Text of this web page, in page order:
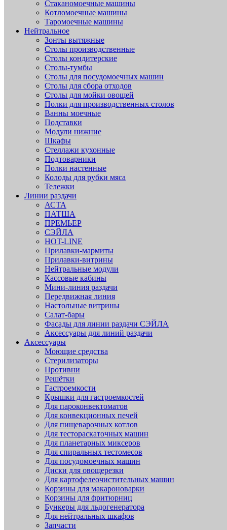
Стаканомоечные машины
Котломоечные машины
Таромоечные машины
Нейтральное
Зонты вытяжные
Столы производственные
Столы кондитерские
Столы-тумбы
Столы для посудомоечных машин
Столы для сбора отходов
Столы для мойки овощей
Полки для производственных столов
Ванны моечные
Подставки
Модули нижние
Шкафы
Стеллажи кухонные
Подтоварники
Полки настенные
Колоды для рубки мяса
Тележки
Линии раздачи
АСТА
ПАТША
ПРЕМЬЕР
СЭЙЛА
HOT-LINE
Прилавки-мармиты
Прилавки-витрины
Нейтральные модули
Кассовые кабины
Мини-линия раздачи
Передвижная линия
Настольные витрины
Салат-бары
Фасады для линии раздачи СЭЙЛА
Аксессуары для линий раздачи
Аксессуары
Моющие средства
Стерилизаторы
Противни
Решётки
Гастроемкости
Крышки для гастроемкостей
Для пароконвектоматов
Для конвекционных печей
Для пищеварочных котлов
Для тестораскаточных машин
Для планетарных миксеров
Для спиральных тестомесов
Для посудомоечных машин
Диски для овощерезки
Для картофелеочистительных машин
Корзины для макароноварки
Корзины для фритюрниц
Бункеры для льдогенератора
Для нейтральных шкафов
Запчасти